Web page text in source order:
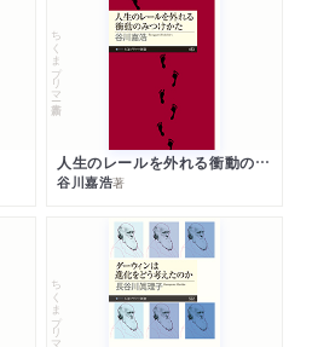
ちくまプリマー新書
人生のレールを外れる衝動のみつけかた
谷川嘉浩著
ちくまプリマー新書